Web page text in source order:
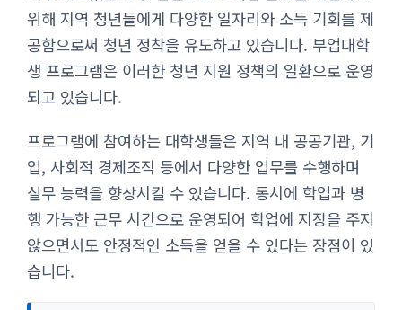
위해 지역 청년들에게 다양한 일자리와 소득 기회를 제
공함으로써 청년 정착을 유도하고 있습니다. 부업대학
생 프로그램은 이러한 청년 지원 정책의 일환으로 운영
되고 있습니다.
프로그램에 참여하는 대학생들은 지역 내 공공기관, 기
업, 사회적 경제조직 등에서 다양한 업무를 수행하며
실무 능력을 향상시킬 수 있습니다. 동시에 학업과 병
행 가능한 근무 시간으로 운영되어 학업에 지장을 주지
않으면서도 안정적인 소득을 얻을 수 있다는 장점이 있
습니다.